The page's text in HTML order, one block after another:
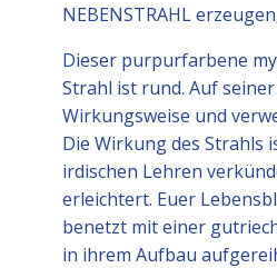
NEBENSTRAHL
Dieser purpurfarbene
Strahl ist rund. Auf
Wirkungsweise und
Die Wirkung des Strahls
irdischen Lehren
erleichtert. Euer
benetzt mit einer
in ihrem Aufbau